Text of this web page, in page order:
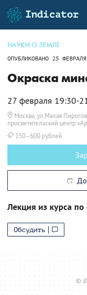
НАУКИ О ЗЕМЛЕ
ОПУБЛИКОВАНО 25
Окраска
27 февраля 19:30-
Москва, ул.Малая
просветительский центр
150–600 рублей
Лекция из курса
Обсудить
©